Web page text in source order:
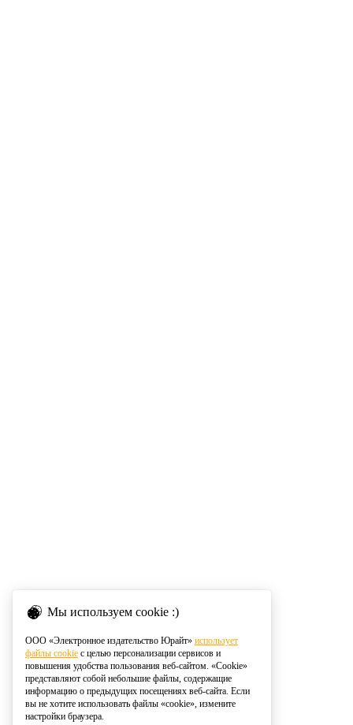
Мы используем cookie :)
ООО «Электронное издательство Юрайт» использует
файлы cookie с целью персонализации сервисов и
повышения удобства пользования веб-сайтом. «Cookie»
представляют собой небольшие файлы, содержащие
информацию о предыдущих посещениях веб-сайта. Если
вы не хотите использовать файлы «cookie», измените
настройки браузера.